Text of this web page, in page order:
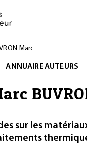
Marc
ANNUAIRE AUTEURS
sur les